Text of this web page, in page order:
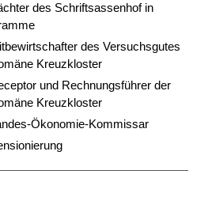
des Schriftsassenhof in
des Versuchsgutes
Kreuzkloster
und Rechnungsführer der
Kreuzkloster
Ökonomie-Kommissar